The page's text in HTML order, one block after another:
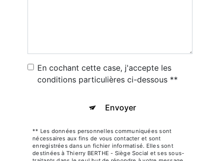
En cochant cette case, j'accepte les
conditions particulières ci-dessous **
Envoyer
** Les données personnelles communiquées sont
nécessaires aux fins de vous contacter et sont
enregistrées dans un fichier informatisé. Elles sont
destinées à Thierry BERTHE - Siège Social et ses sous-